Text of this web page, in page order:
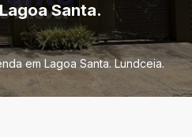
Santa.
em Lagoa Santa. Lundceia.